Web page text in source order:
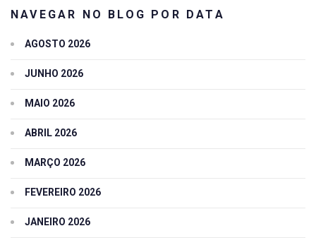
NAVEGAR NO BLOG POR DATA
AGOSTO 2026
JUNHO 2026
MAIO 2026
ABRIL 2026
MARÇO 2026
FEVEREIRO 2026
JANEIRO 2026